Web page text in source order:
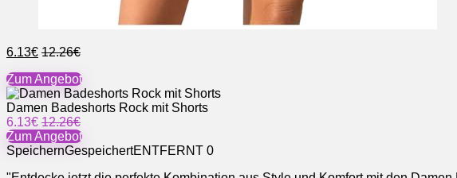
6.13€ 12.26€
Zum Angebot
Damen Badeshorts Rock mit Shorts
6.13€ 12.26€
Zum Angebot
SpeichernGespeichertENTFERNT 0